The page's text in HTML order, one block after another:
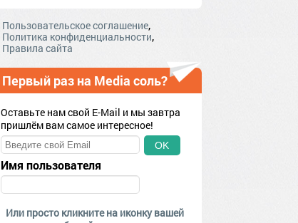
Пользовательское соглашение,
Политика конфиденциальности,
Правила сайта
Первый раз на Media соль?
Оставьте нам свой E-Mail и мы завтра
пришлём вам самое интересное!
OK
Имя пользователя
Или просто кликните на иконку вашей